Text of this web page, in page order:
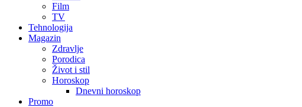
Film
TV
Tehnologija
Magazin
Zdravlje
Porodica
Život i stil
Horoskop
Dnevni horoskop
Promo